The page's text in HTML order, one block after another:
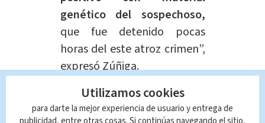
genético del sospechoso,
que fue detenido pocas
horas del este atroz crimen”,
expresó Zúñiga.
Además, explicó que los restos de
fluidos fueron encontrados en varias
Utilizamos cookies
para darte la mejor experiencia de usuario y entrega de